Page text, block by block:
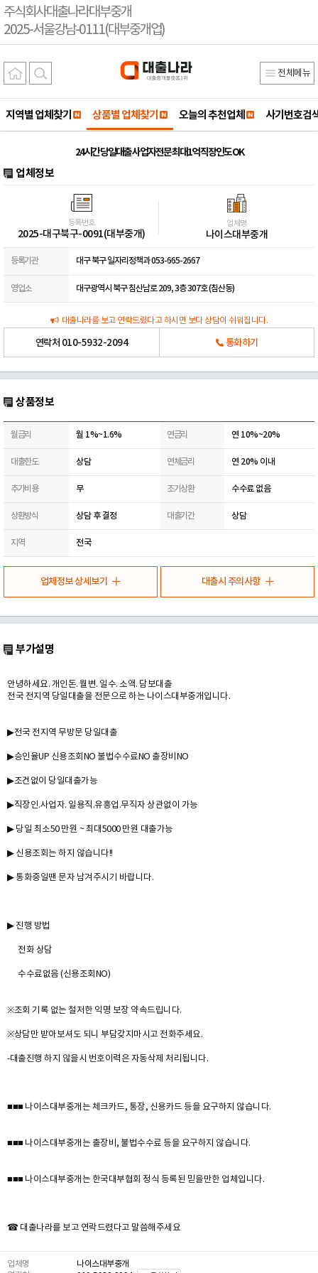
주식회사대출나라대부중개
2025-서울강남-0111(대부중개업)
전체메뉴
지역별 업체찾기 상품별 업체찾기 오늘의 추천업체 사기번호검
24시간 당일대출 사업자전문 최대1억 직장인도 OK
업체정보
등록번호
2025-대구북구-0091(대부중개)
업체명
나이스대부중개
등록기관 대구 북구 일자리정책과 053-665-2667
영업소 대구광역시 북구 침산남로 209, 3층 307호 (침산동)
대출나라를 보고 연락드렸다고 하시면 보다 상담이 쉬워집니다.
연락처 010-5932-2094 통화하기
상품정보
월금리 월 1%~1.6% 연금리 연 10%~20%
대출한도 상담 연체금리 연 20% 이내
추가비용 무 조기상환 수수료 없음
상환방식 상담 후 결정 대출기간 상담
지역 전국
업체정보 상세보기 대출시 주의사항
부가설명
안녕하세요. 개인돈. 월변. 일수. 소액. 담보대출
전국 전지역 당일대출을 전문으로 하는 나이스대부중개입니다.
▶전국 전지역 무방문 당일대출
▶승인율UP 신용조회NO 불법수수료NO 출장비NO
▶조건없이 당일대출가능
▶직장인.사업자. 일용직.유흥업.무직자 상관없이 가능
▶ 당일 최소50 만원 ~ 최대5000 만원 대출가능
▶ 신용조회는 하지 않습니다!!
▶ 통화중일땐 문자 남겨주시기 바랍니다.
▶ 진행 방법
전화 상담
수수료없음 (신용조회NO)
※조회 기록 없는 철저한 익명 보장 약속드립니다.
※상담만 받아보셔도 되니 부담갖지마시고 전화주세요.
-대출진행 하지 않을시 번호이력은 자동삭제 처리됩니다.
■■■ 나이스대부중개는 체크카드, 통장, 신용카드 등을 요구하지 않습니다.
■■■ 나이스대부중개는 출장비, 불법수수료 등을 요구하지 않습니다.
■■■ 나이스대부중개는 한국대부협회 정식 등록된 믿을만한 업체입니다.
☎ 대출나라를 보고 연락드렸다고 말씀해주세요
업체명
나이스대부중개